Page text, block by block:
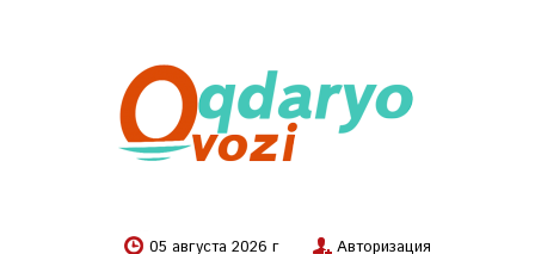
05 августа 2026 г Авторизация